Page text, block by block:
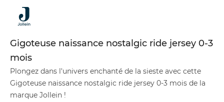
Gigoteuse naissance nostalgic ride jersey 0-3
mois
Plongez dans l'univers enchanté de la sieste avec cette
Gigoteuse naissance nostalgic ride jersey 0-3 mois de la
marque Jollein !